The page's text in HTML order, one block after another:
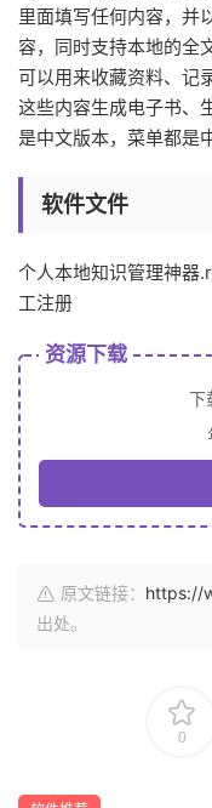
里面填写任何内容，并
容，同时支持本地的全
可以用来收藏资料、记
这些内容生成电子书、
是中文版本，菜单都是
软件文件
个人本地知识管理神器
工注册
资源下载
下
原文链接： https://
出处。
0